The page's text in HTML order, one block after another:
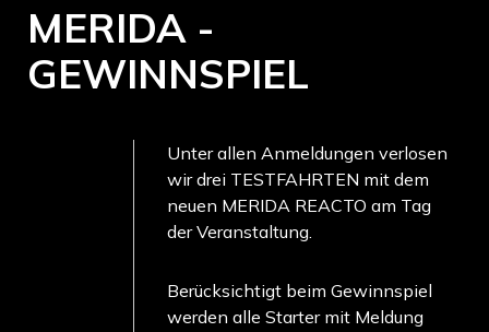
MERIDA -
GEWINNSPIEL
Unter allen Anmeldungen verlosen
wir drei TESTFAHRTEN mit dem
neuen MERIDA REACTO am Tag
der Veranstaltung.
Berücksichtigt beim Gewinnspiel
werden alle Starter mit Meldung